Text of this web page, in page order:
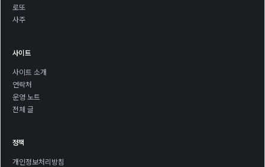
로또
사주
사이트
사이트 소개
연락처
운영 노트
전체 글
정책
개인정보처리방침